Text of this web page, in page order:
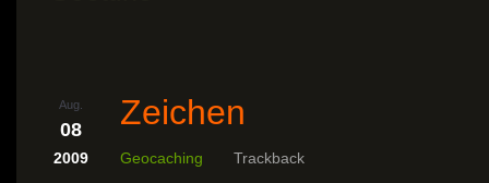
Aug.
08
2009
Zeichen
Geocaching Trackback